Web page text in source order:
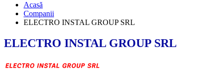
Acasă
Companii
ELECTRO INSTAL GROUP SRL
ELECTRO INSTAL GROUP SRL